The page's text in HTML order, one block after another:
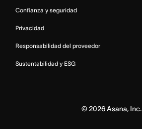
Confianza y seguridad
Privacidad
Responsabilidad del proveedor
Sustentabilidad y ESG
© 2026Asana, Inc.